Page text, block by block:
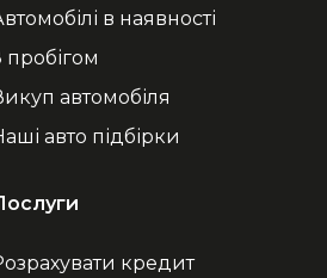
пробігом
в наявності
автомобіля
авто підбірки
кредит